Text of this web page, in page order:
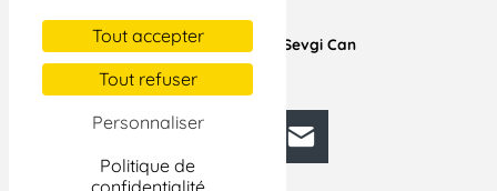
Tout accepter
Tout refuser
Personnaliser
Politique de
confidentialité
Et la participation musicale de
Ruşan Filiztek, Neşet Kutas et Ezgi Sevgi Can
TÉLÉCHARGER LE PROGRAMME EN PDF.
Facebook
BlueskyMastodonLinkedIn